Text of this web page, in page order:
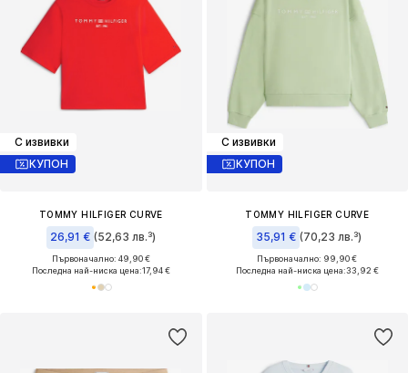
С извивки
КУПОН
TOMMY HILFIGER CURVE
26,91 € (52,63 лв.³)
Първоначално: 49,90 €
Последна най-ниска цена:17,94 €
С извивки
КУПОН
TOMMY HILFIGER CURVE
35,91 € (70,23 лв.³)
Първоначално: 99,90 €
Последна най-ниска цена:33,92 €